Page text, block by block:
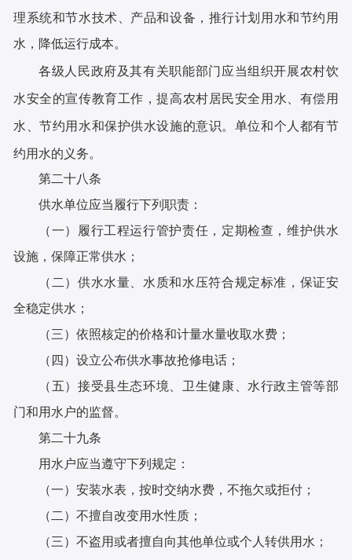
理系统和节水技术、产品和设备，推行计划用水和节约用
水，降低运行成本。
各级人民政府及其有关职能部门应当组织开展农村饮
水安全的宣传教育工作，提高农村居民安全用水、有偿用
水、节约用水和保护供水设施的意识。单位和个人都有节
约用水的义务。
第二十八条
供水单位应当履行下列职责：
（一）履行工程运行管护责任，定期检查，维护供水
设施，保障正常供水；
（二）供水水量、水质和水压符合规定标准，保证安
全稳定供水；
（三）依照核定的价格和计量水量收取水费；
（四）设立公布供水事故抢修电话；
（五）接受县生态环境、卫生健康、水行政主管等部
门和用水户的监督。
第二十九条
用水户应当遵守下列规定：
（一）安装水表，按时交纳水费，不拖欠或拒付；
（二）不擅自改变用水性质；
（三）不盗用或者擅自向其他单位或个人转供用水；